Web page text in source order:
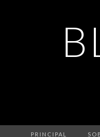
PRINCIPAL